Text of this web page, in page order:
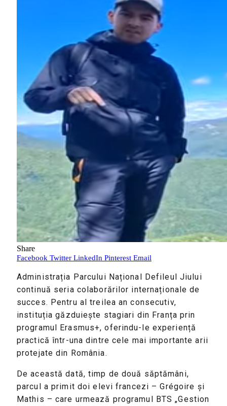
Share
Facebook Twitter LinkedIn Pinterest Email
Administrația Parcului Național Defileul Jiului
continuă seria colaborărilor internaționale de
succes. Pentru al treilea an consecutiv,
instituția găzduiește stagiari din Franța prin
programul Erasmus+, oferindu-le experiență
practică într-una dintre cele mai importante arii
protejate din România.
De această dată, timp de două săptămâni,
parcul a primit doi elevi francezi – Grégoire și
Mathis – care urmează programul BTS „Gestion